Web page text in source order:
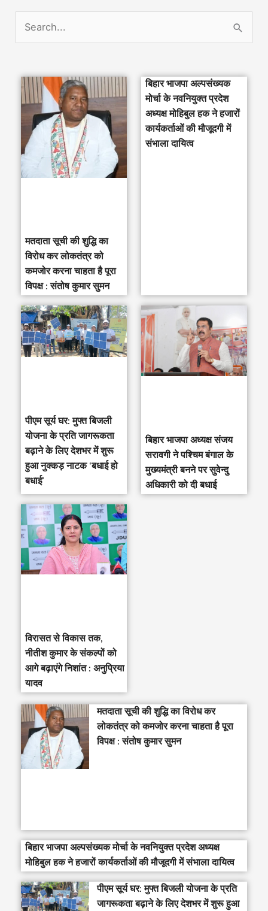
मतदाता सूची की शुद्धि का
विरोध कर लोकतंत्र को
कमजोर करना चाहता है पूरा
विपक्ष : संतोष कुमार सुमन
बिहार भाजपा अल्पसंख्यक
मोर्चा के नवनियुक्त प्रदेश
अध्यक्ष मोहिबुल हक ने हजारों
कार्यकर्ताओं की मौजूदगी में
संभाला दायित्व
पीएम सूर्य घर: मुफ्त बिजली
योजना के प्रति जागरूकता
बढ़ाने के लिए देशभर में शुरू
हुआ नुक्कड़ नाटक ‘बधाई हो
बधाई’
‎बिहार भाजपा अध्यक्ष संजय
सरावगी ने पश्चिम बंगाल के
मुख्यमंत्री बनने पर सुवेन्दु
अधिकारी को दी बधाई
विरासत से विकास तक,
नीतीश कुमार के संकल्पों को
आगे बढ़ाएंगे निशांत : अनुप्रिया
यादव
मतदाता सूची की शुद्धि का विरोध कर
लोकतंत्र को कमजोर करना चाहता है पूरा
विपक्ष : संतोष कुमार सुमन
बिहार भाजपा अल्पसंख्यक मोर्चा के नवनियुक्त प्रदेश अध्यक्ष
मोहिबुल हक ने हजारों कार्यकर्ताओं की मौजूदगी में संभाला दायित्व
पीएम सूर्य घर: मुफ्त बिजली योजना के प्रति
जागरूकता बढ़ाने के लिए देशभर में शुरू हुआ